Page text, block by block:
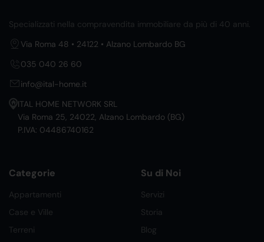
Specializzati nella compravendita immobiliare da più di 40 anni.
Via Roma 48 • 24122 • Alzano Lombardo BG
035 040 26 60
info@ital-home.it
ITAL HOME NETWORK SRL
Via Roma 25, 24022, Alzano Lombardo (BG)
P.IVA: 04486740162
Categorie
Appartamenti
Case e Ville
Terreni
Su di Noi
Servizi
Storia
Blog